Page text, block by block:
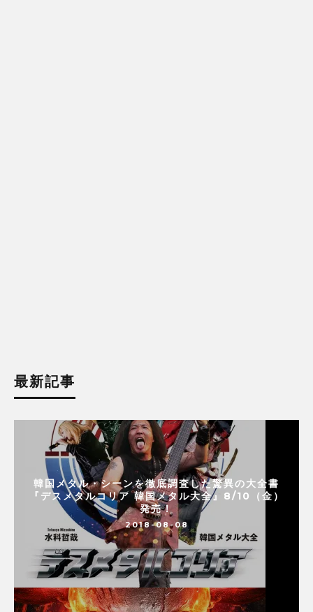
最新記事
韓国メタル・シーンを徹底調査した驚異の大全書
『デスメタルコリア 韓国メタル大全』8/10（金）
発売！
2018-08-08